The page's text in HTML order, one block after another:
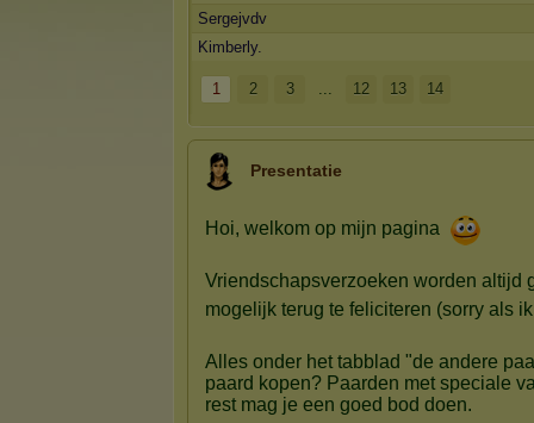
Sergejvdv
Kimberly.
1 2 3 ... 12 13 14
Presentatie